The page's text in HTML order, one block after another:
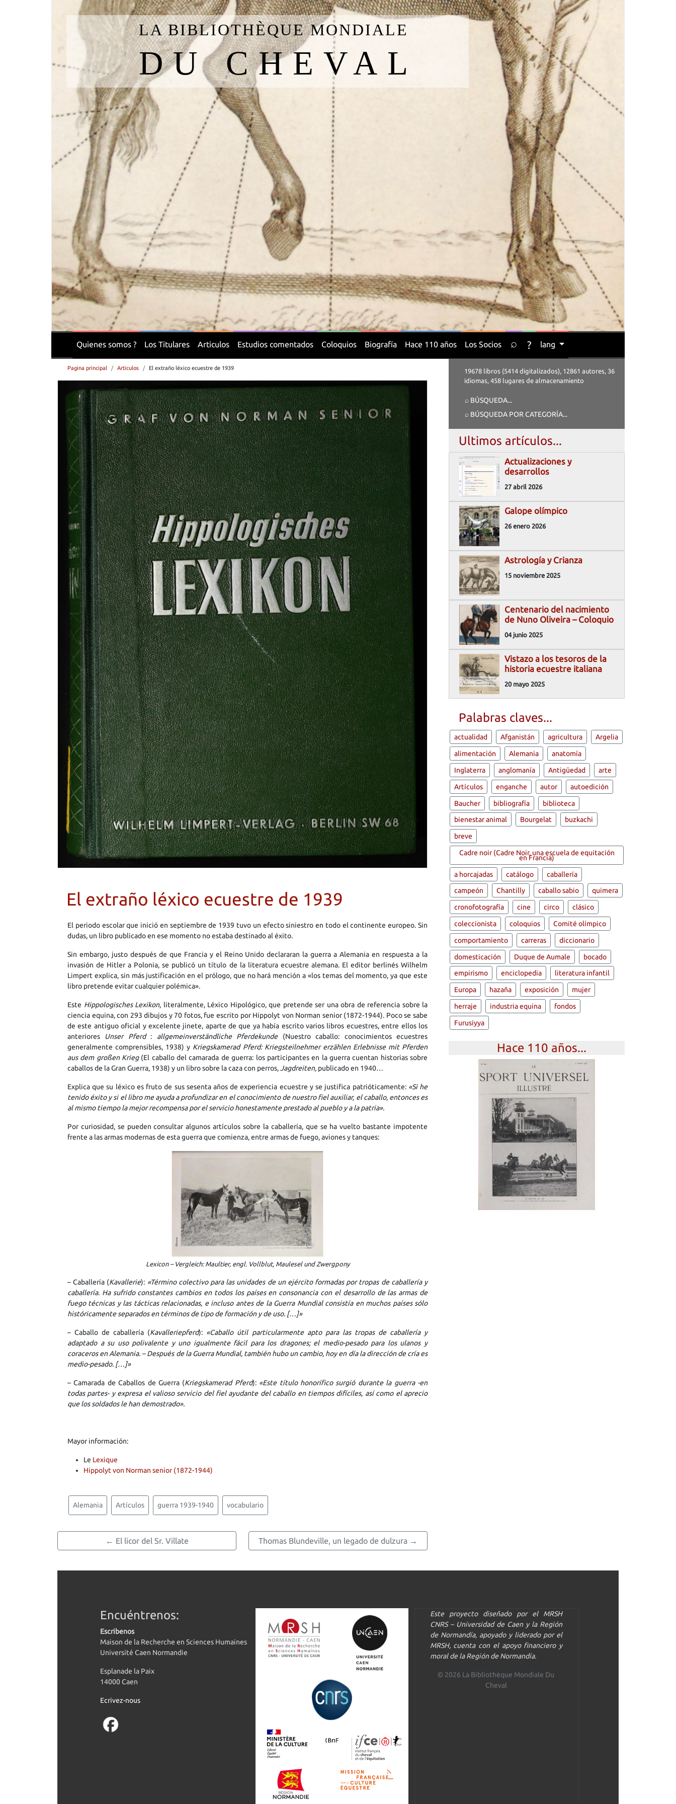
Quienes somos ? Los Titulares Articulos Estudios comentados Coloquios Biografía Hace 110 años Los Socios ⌕ ? lang
Pagina principal Articulos El extraño léxico ecuestre de 1939
El extraño léxico ecuestre de 1939
El periodo escolar que inició en septiembre de 1939 tuvo un efecto siniestro en todo el continente europeo. Sin
dudas, un libro publicado en ese momento no estaba destinado al éxito.
Sin embargo, justo después de que Francia y el Reino Unido declararan la guerra a Alemania en respuesta a la
invasión de Hitler a Polonia, se publicó un título de la literatura ecuestre alemana. El editor berlinés Wilhelm
Limpert explica, sin más justificación en el prólogo, que no hará mención a «los temas del momento, ya que este
libro pretende evitar cualquier polémica».
Este Hippologisches Lexikon, literalmente, Léxico Hipológico, que pretende ser una obra de referencia sobre la
ciencia equina, con 293 dibujos y 70 fotos, fue escrito por Hippolyt von Norman senior (1872-1944). Poco se sabe
de este antiguo oficial y excelente jinete, aparte de que ya había escrito varios libros ecuestres, entre ellos los
anteriores Unser Pferd: allgemeinverständliche Pferdekunde (Nuestro caballo: conocimientos ecuestres
generalmente comprensibles, 1938) y Kriegskamerad Pferd: Kriegsteilnehmer erzählen Erlebnisse mit Pferden
aus dem großen Krieg (El caballo del camarada de guerra: los participantes en la guerra cuentan historias sobre
caballos de la Gran Guerra, 1938) y un libro sobre la caza con perros,Jagdreiten, publicado en 1940…
Explica que su léxico es fruto de sus sesenta años de experiencia ecuestre y se justifica patrióticamente: «Si he
tenido éxito y si el libro me ayuda a profundizar en el conocimiento de nuestro fiel auxiliar, el caballo, entonces es
al mismo tiempo la mejor recompensa por el servicio honestamente prestado al pueblo y a la patria».
Por curiosidad, se pueden consultar algunos artículos sobre la caballería, que se ha vuelto bastante impotente
frente a las armas modernas de esta guerra que comienza, entre armas de fuego, aviones y tanques:
Lexicon – Vergleich: Maultier, engl. Vollblut, Maulesel und Zwergpony
– Caballería (Kavallerie): «Término colectivo para las unidades de un ejército formadas por tropas de caballería y
caballería. Ha sufrido constantes cambios en todos los países en consonancia con el desarrollo de las armas de
fuego técnicas y las tácticas relacionadas, e incluso antes de la Guerra Mundial consistía en muchos países sólo
históricamente separados en términos de tipo de formación y de uso. […]»
– Caballo de caballería (Kavalleriepferd): «Caballo útil particularmente apto para las tropas de caballería y
adaptado a su uso polivalente y uno igualmente fácil para los dragones; el medio-pesado para los ulanos y
coraceros en Alemania. – Después de la Guerra Mundial, también hubo un cambio, hoy en día la dirección de cría es
medio-pesado. […]»
– Camarada de Caballos de Guerra (Kriegskamerad Pferd): «Este título honorífico surgió durante la guerra -en
todas partes- y expresa el valioso servicio del fiel ayudante del caballo en tiempos difíciles, así como el aprecio
que los soldados le han demostrado».
Mayor información:
Le Lexique
Hippolyt von Norman senior (1872-1944)
Alemania Artículos guerra 1939-1940 vocabulario
← El licor del Sr. Villate Thomas Blundeville, un legado de dulzura →
19678 libros (5414 digitalizados), 12861 autores, 36
idiomas, 458 lugares de almacenamiento
⌕ BÚSQUEDA...
⌕ BÚSQUEDA POR CATEGORÍA...
Ultimos artículos...
Actualizaciones y
desarrollos
27 abril 2026
Galope olímpico
26 enero 2026
Astrología y Crianza
15 noviembre 2025
Centenario del nacimiento
de Nuno Oliveira – Coloquio
04 junio 2025
Vistazo a los tesoros de la
historia ecuestre italiana
20 mayo 2025
Palabras claves...
actualidad Afganistán agricultura Argelia
alimentación Alemania anatomía
Inglaterra anglomanía Antigüedad arte
Artículos enganche autor autoedición
Baucher bibliografía biblioteca
bienestar animal Bourgelat buzkachi
breve
Cadre noir (Cadre Noir, una escuela de equitación
en Francia)
a horcajadas catálogo caballería
campeón Chantilly caballo sabio quimera
cronofotografía cine circo clásico
coleccionista coloquios Comité olímpico
comportamiento carreras diccionario
domesticación Duque de Aumale bocado
empirismo enciclopedia literatura infantil
Europa hazaña exposición mujer
herraje industria equina fondos
Furusiyya
Hace 110 años...
LA BIBLIOTHÈQUE MONDIALE
DU CHEVAL
Encuéntrenos:
Escribenos
Maison de la Recherche en Sciences Humaines
Université Caen Normandie
Esplanade la Paix
14000 Caen
Ecrivez-nous
Este proyecto diseñado por el MRSH
CNRS – Universidad de Caen y la Región
de Normandía, apoyado y liderado por el
MRSH, cuenta con el apoyo financiero y
moral de la Región de Normandía.
© 2026 La Bibliothèque Mondiale Du
Cheval